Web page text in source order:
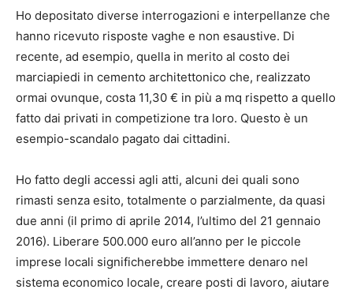
Ho depositato diverse interrogazioni e interpellanze che
hanno ricevuto risposte vaghe e non esaustive. Di
recente, ad esempio, quella in merito al costo dei
marciapiedi in cemento architettonico che, realizzato
ormai ovunque, costa 11,30 € in più a mq rispetto a quello
fatto dai privati in competizione tra loro. Questo è un
esempio-scandalo pagato dai cittadini.
Ho fatto degli accessi agli atti, alcuni dei quali sono
rimasti senza esito, totalmente o parzialmente, da quasi
due anni (il primo di aprile 2014, l’ultimo del 21 gennaio
2016). Liberare 500.000 euro all’anno per le piccole
imprese locali significherebbe immettere denaro nel
sistema economico locale, creare posti di lavoro, aiutare